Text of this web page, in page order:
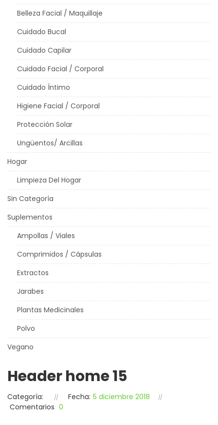
Belleza Facial / Maquillaje
Cuidado Bucal
Cuidado Capilar
Cuidado Facial / Corporal
Cuidado Íntimo
Higiene Facial / Corporal
Protección Solar
Ungüentos/ Arcillas
Hogar
Limpieza Del Hogar
Sin Categoría
Suplementos
Ampollas / Viales
Comprimidos / Cápsulas
Extractos
Jarabes
Plantas Medicinales
Polvo
Vegano
Header home 15
Categoría: Fecha: 5 diciembre 2018
Comentarios 0